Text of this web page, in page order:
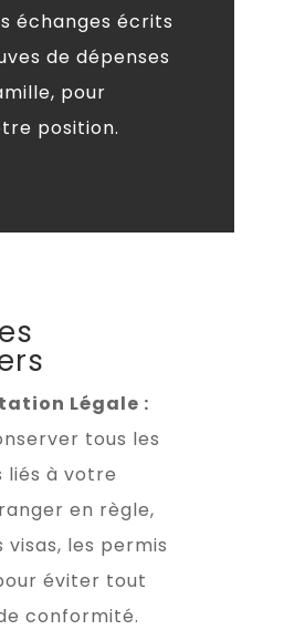
échanges écrits
de dépenses
pour
position.
Légale :
tous les
liés à votre
en règle,
visas, les permis
éviter tout
conformité.